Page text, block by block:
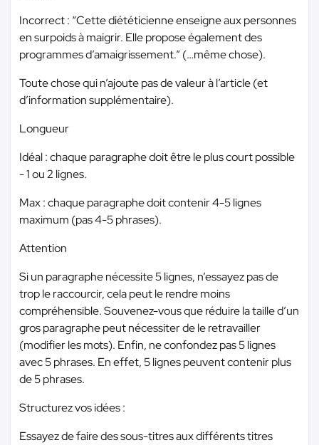
Incorrect : “Cette diététicienne enseigne aux personnes
en surpoids à maigrir. Elle propose également des
programmes d’amaigrissement.” (…même chose).
Toute chose qui n’ajoute pas de valeur à l’article (et
d’information supplémentaire).
Longueur
Idéal : chaque paragraphe doit être le plus court possible
- 1 ou 2 lignes.
Max : chaque paragraphe doit contenir 4-5 lignes
maximum (pas 4-5 phrases).
Attention
Si un paragraphe nécessite 5 lignes, n’essayez pas de
trop le raccourcir, cela peut le rendre moins
compréhensible. Souvenez-vous que réduire la taille d’un
gros paragraphe peut nécessiter de le retravailler
(modifier les mots). Enfin, ne confondez pas 5 lignes
avec 5 phrases. En effet, 5 lignes peuvent contenir plus
de 5 phrases.
Structurez vos idées :
Essayez de faire des sous-titres aux différents titres